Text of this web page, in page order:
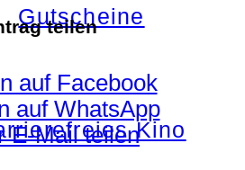
Gutscheine
Kino
teilen
auf Facebook
auf WhatsApp
E-Mail teilen